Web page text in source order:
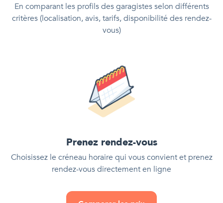
En comparant les profils des garagistes selon différents
critères (localisation, avis, tarifs, disponibilité des rendez-
vous)
Prenez rendez-vous
Choisissez le créneau horaire qui vous convient et prenez
rendez-vous directement en ligne